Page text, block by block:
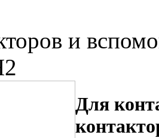
и
Для